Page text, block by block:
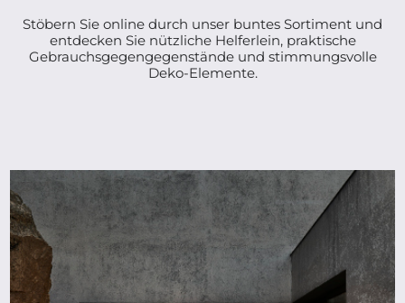
Stöbern Sie online durch unser buntes Sortiment und
entdecken Sie nützliche Helferlein, praktische
Gebrauchsgegengegenstände und stimmungsvolle
Deko-Elemente.